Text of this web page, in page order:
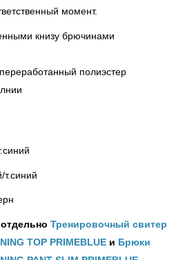
момент.
книзу брючинами
полиэстер
Тренировочный свитер
TOP PRIMEBLUE и Брюки